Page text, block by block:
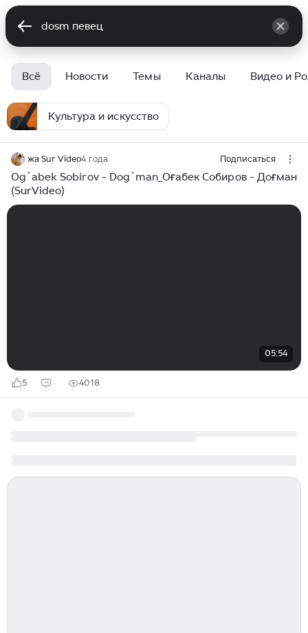
Всё Новости Темы Каналы Видео и
Культура и искусство
жа Sur Video4 года Подписаться
Og`abek Sobirov - Dog`man_Оғабек Собиров - Доғман
(SurVideo)
05:54
5 4018